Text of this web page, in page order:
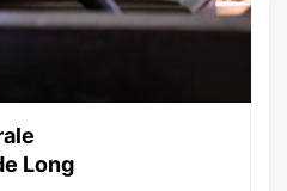
Long